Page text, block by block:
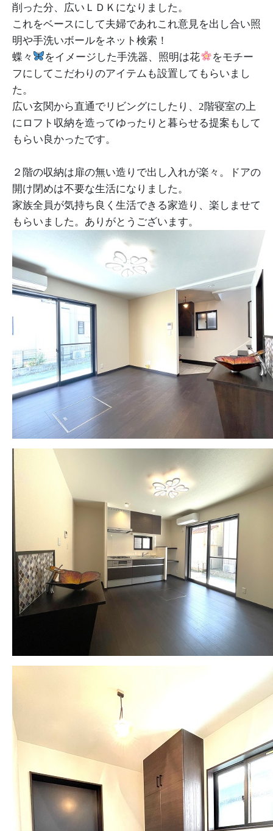
削った分、広いＬＤＫになりました。
これをベースにして夫婦であれこれ意見を出し合い照
明や手洗いボールをネット検索！
蝶々
をイメージした手洗器、照明は花
をモチー
フにしてこだわりのアイテムも設置してもらいまし
た。
広い玄関から直通でリビングにしたり、2階寝室の上
にロフト収納を造ってゆったりと暮らせる提案もして
もらい良かったです。
２階の収納は扉の無い造りで出し入れが楽々。ドアの
開け閉めは不要な生活になりました。
家族全員が気持ち良く生活できる家造り、楽しませて
もらいました。ありがとうございます。